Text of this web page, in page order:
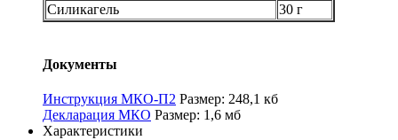
Силикагель
30 г
Документы
Инструкция МКО-П2 Размер: 248,1 кб
Декларация МКО Размер: 1,6 мб
Характеристики